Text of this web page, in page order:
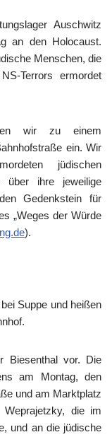
Auschwitz
an den Holocaust.
Menschen, die
Terrors ermordet
wir zu einem
ein. Wir
jüdischen
über ihre jeweilige
Gedenkstein für
„Weges der Würde
).
Suppe und heißen
Biesenthal vor. Die
am Montag, den
und am Marktplatz
die im
und an die jüdische